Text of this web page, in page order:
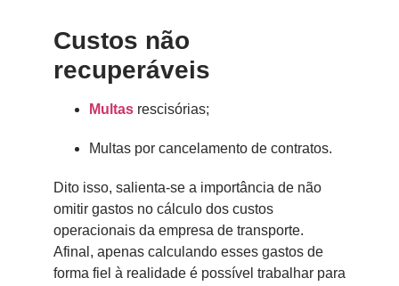
Custos não
recuperáveis
Multas rescisórias;
Multas por cancelamento de contratos.
Dito isso, salienta-se a importância de não
omitir gastos no cálculo dos custos
operacionais da empresa de transporte.
Afinal, apenas calculando esses gastos de
forma fiel à realidade é possível trabalhar para